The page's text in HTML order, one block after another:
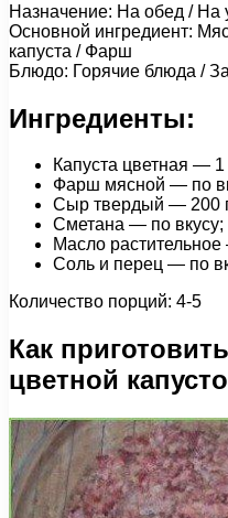
Назначение: На обед / На
Основной ингредиент:
капуста / Фарш
Блюдо: Горячие блюда /
Ингредиенты:
Капуста цветная — 1
Фарш мясной — по
Сыр твердый — 200
Сметана — по вкусу;
Масло
Соль и перец — по
Количество порций: 4-5
Как
цветной